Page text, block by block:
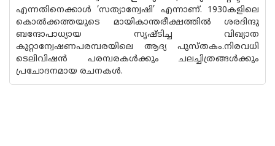
എന്നതിനെക്കാള്‍ ‘സത്യാന്വേഷി’ എന്നാണ്. 1930കളിലെ
കൊല്‍ക്കത്തയുടെ മായികാന്തരീക്ഷത്തില്‍ ശരദിന്ദു
ബന്ദോപാധ്യായ സൃഷ്ടിച്ച വിഖ്യാത
കുറ്റാന്വേഷണപരമ്പരയിലെ ആദ്യ പുസ്തകം.നിരവധി
ടെലിവിഷന്‍ പരമ്പരകള്‍ക്കും ചലച്ചിത്രങ്ങള്‍ക്കും
പ്രചോദനമായ രചനകള്‍.